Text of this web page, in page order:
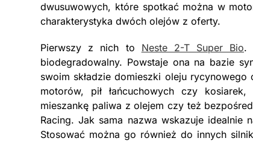
dwusuwowych, które spotkać można w
charakterystyka dwóch olejów z oferty.
Pierwszy z nich to Neste 2-T Super Bio.
biodegradowalny. Powstaje ona na bazie
swoim składzie domieszki oleju
motorów, pił łańcuchowych czy
mieszankę paliwa z olejem czy też
Racing. Jak sama nazwa wskazuje
Stosować można go również do innych